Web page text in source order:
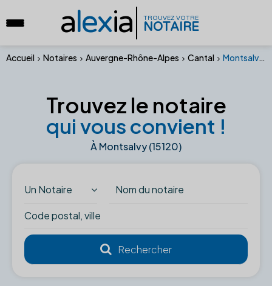
alexia TROUVEZ VOTRE
NOTAIRE
Accueil Notaires Auvergne-Rhône-Alpes Cantal Montsalvy (15120)
Trouvez le notaire
qui vous convient !
À Montsalvy (15120)
Un Notaire